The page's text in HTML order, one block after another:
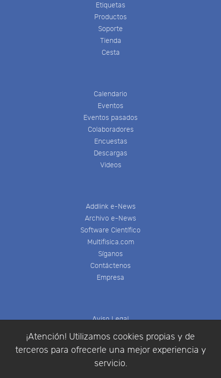
¡Atención! Utilizamos cookies propias y de
terceros para ofrecerle una mejor experiencia y
servicio.
Etiquetas
Productos
Soporte
Tienda
Cesta
Calendario
Eventos
Eventos pasados
Colaboradores
Encuestas
Descargas
Videos
Addlink e-News
Archivo e-News
Software Científico
Multifisica.com
Síganos
Contáctenos
Empresa
Aviso Legal
Condiciones de compra
Identificarse